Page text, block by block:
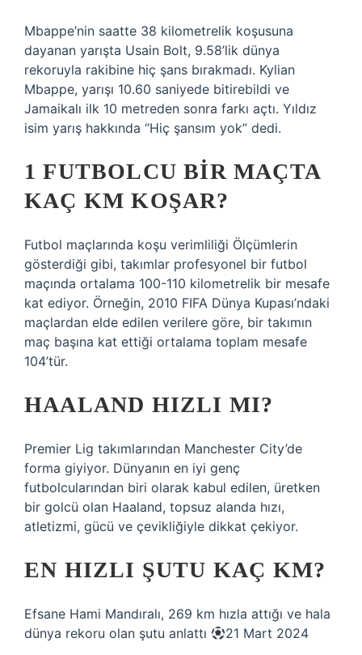
Mbappe’nin saatte 38 kilometrelik koşusuna
dayanan yarışta Usain Bolt, 9.58’lik dünya
rekoruyla rakibine hiç şans bırakmadı. Kylian
Mbappe, yarışı 10.60 saniyede bitirebildi ve
Jamaikalı ilk 10 metreden sonra farkı açtı. Yıldız
isim yarış hakkında “Hiç şansım yok” dedi.
1 FUTBOLCU BIR MAÇTA
KAÇ KM KOŞAR?
Futbol maçlarında koşu verimliliği Ölçümlerin
gösterdiği gibi, takımlar profesyonel bir futbol
maçında ortalama 100-110 kilometrelik bir mesafe
kat ediyor. Örneğin, 2010 FIFA Dünya Kupası’ndaki
maçlardan elde edilen verilere göre, bir takımın
maç başına kat ettiği ortalama toplam mesafe
104’tür.
HAALAND HIZLI MI?
Premier Lig takımlarından Manchester City’de
forma giyiyor. Dünyanın en iyi genç
futbolcularından biri olarak kabul edilen, üretken
bir golcü olan Haaland, topsuz alanda hızı,
atletizmi, gücü ve çevikliğiyle dikkat çekiyor.
EN HIZLI ŞUTU KAÇ KM?
Efsane Hami Mandıralı, 269 km hızla attığı ve hala
dünya rekoru olan şutu anlattı
21 Mart 2024